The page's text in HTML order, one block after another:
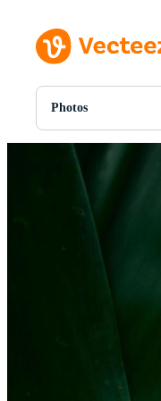
Photos
Toutes Images
Photos
PNGs
PSDs
SVGs